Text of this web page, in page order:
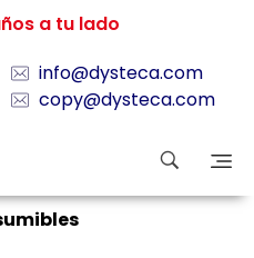
a tu lado
info@dysteca.com
copy@dysteca.com